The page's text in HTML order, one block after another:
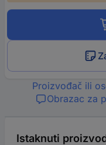
Proizvođač ili
Obrazac za
Istaknuti